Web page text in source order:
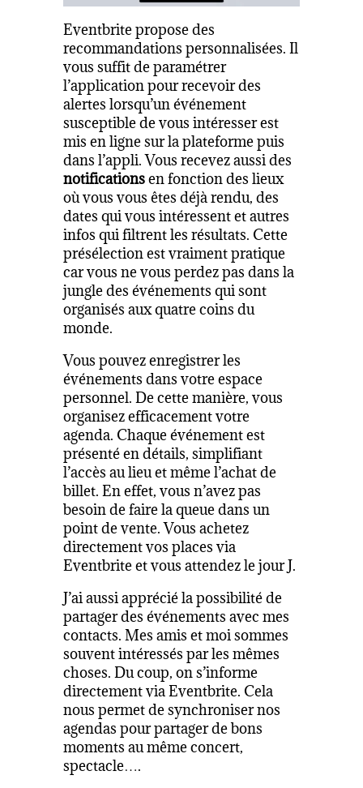
Eventbrite propose des
recommandations personnalisées. Il
vous suffit de paramétrer
l’application pour recevoir des
alertes lorsqu’un événement
susceptible de vous intéresser est
mis en ligne sur la plateforme puis
dans l’appli. Vous recevez aussi des
notificationsen fonction des lieux
où vous vous êtes déjà rendu, des
dates qui vous intéressent et autres
infos qui filtrent les résultats. Cette
présélection est vraiment pratique
car vous ne vous perdez pas dans la
jungle des événements qui sont
organisés aux quatre coins du
monde.
Vous pouvez enregistrer les
événements dans votre espace
personnel. De cette manière, vous
organisez efficacement votre
agenda. Chaque événement est
présenté en détails, simplifiant
l’accès au lieu et même l’achat de
billet. En effet, vous n’avez pas
besoin de faire la queue dans un
point de vente. Vous achetez
directement vos places via
Eventbrite et vous attendez le jour J.
J’ai aussi apprécié la possibilité de
partager des événements avec mes
contacts. Mes amis et moi sommes
souvent intéressés par les mêmes
choses. Du coup, on s’informe
directement via Eventbrite. Cela
nous permet de synchroniser nos
agendas pour partager de bons
moments au même concert,
spectacle….